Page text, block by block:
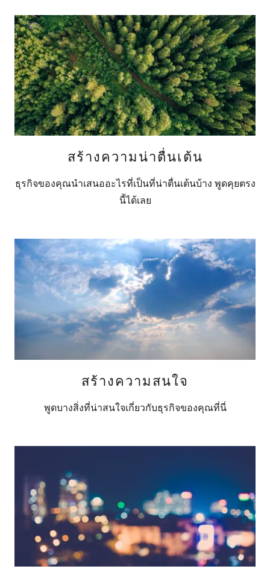
สร้างความน่าตื่นเต้น
ธุรกิจของคุณนำเสนออะไรที่เป็นที่น่าตื่นเต้นบ้าง พูดคุยตรง
นี้ได้เลย
สร้างความสนใจ
พูดบางสิ่งที่น่าสนใจเกี่ยวกับธุรกิจของคุณที่นี่